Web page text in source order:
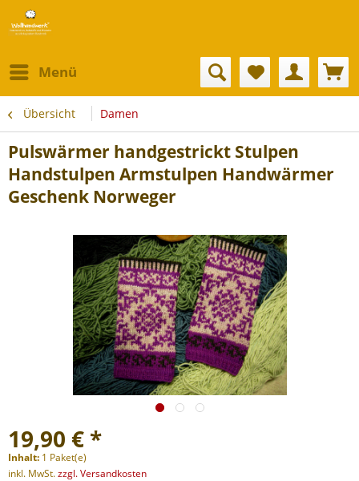
Menü
Übersicht Damen
Pulswärmer handgestrickt Stulpen
Handstulpen Armstulpen Handwärmer
Geschenk Norweger
19,90 € *
Inhalt: 1 Paket(e)
inkl. MwSt.zzgl. Versandkosten